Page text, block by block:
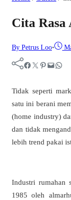
Cita
By Petrus Loo•
Facebook Twitter Pinterest Mail WhatsApp
Tidak seperti
satu ini berani
(home industry)
dan tidak
lebih trend pakai
Industri rumahan
1985 oleh